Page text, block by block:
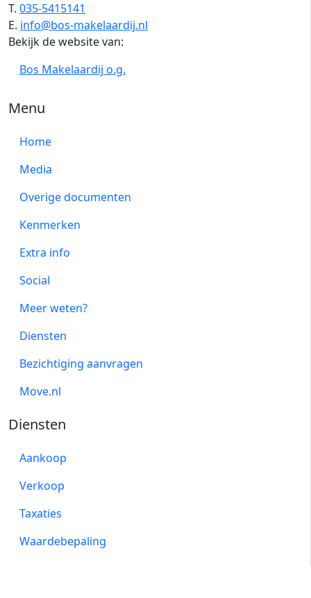
T. 035-5415141
E. info@bos-makelaardij.nl
Bekijk de website van:
Bos Makelaardij o.g.
Menu
Home
Media
Overige documenten
Kenmerken
Extra info
Social
Meer weten?
Diensten
Bezichtiging aanvragen
Move.nl
Diensten
Aankoop
Verkoop
Taxaties
Waardebepaling